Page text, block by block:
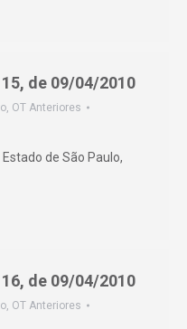
de 09/04/2010
, OT Anteriores
de São Paulo,
de 09/04/2010
, OT Anteriores